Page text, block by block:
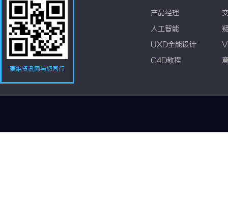
赛维资讯网与您同行
产品经理
人工智能
UXD全能设计
C4D教程